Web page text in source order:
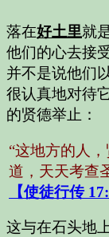
落在好土里就
他们的心去接
并不是说他们
很认真地对待
的贤德举止：
“这地方的人
道，天天考查
【使徒行传
这与在石头地